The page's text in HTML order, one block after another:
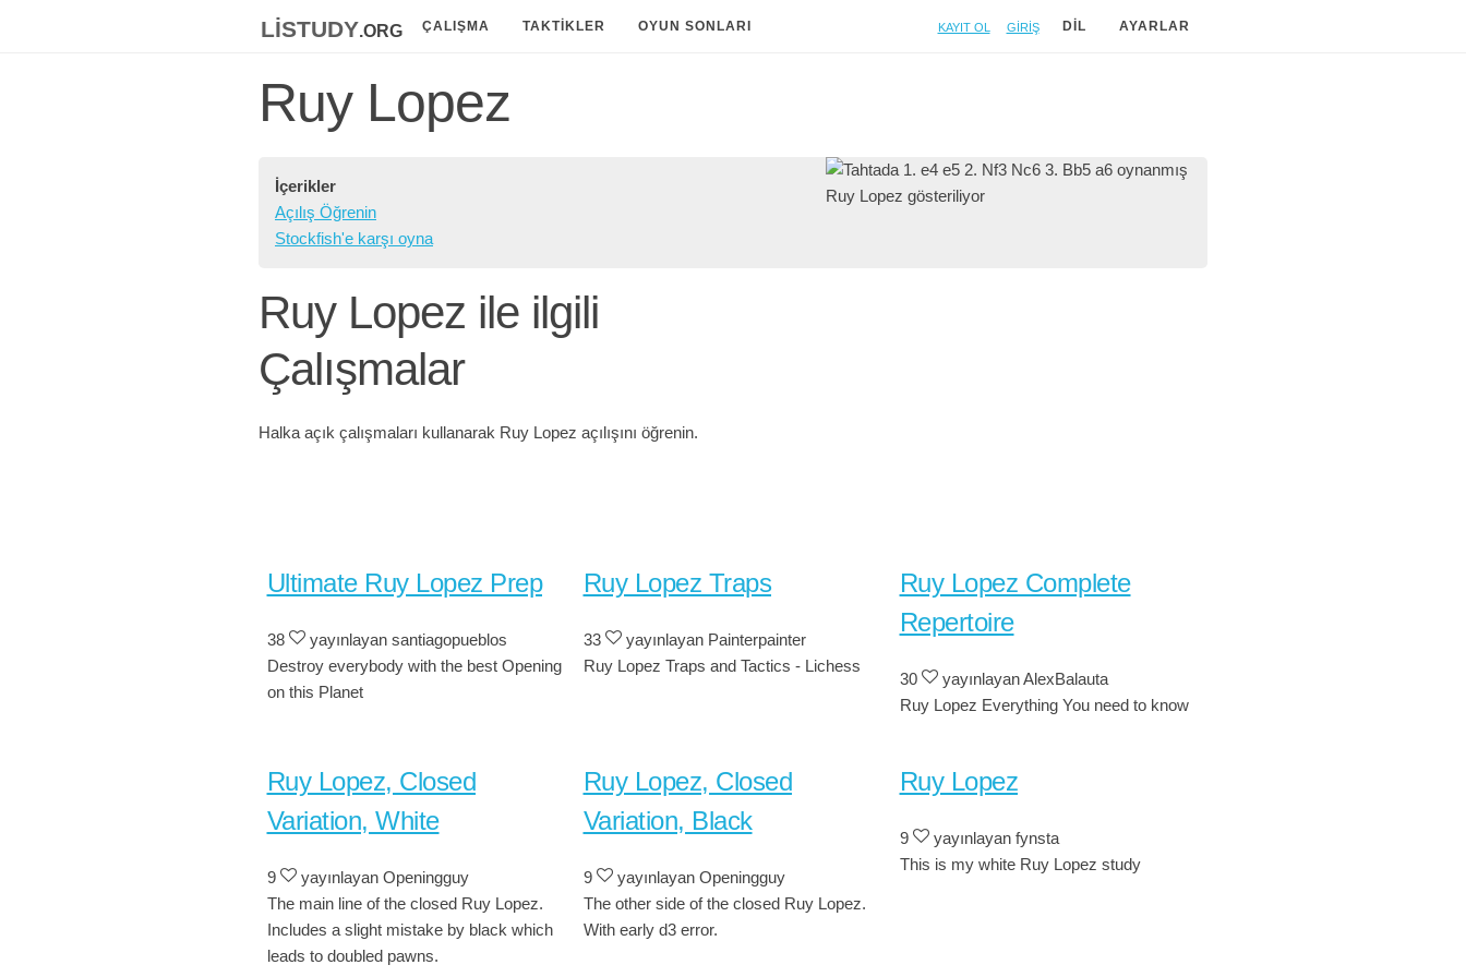
listudy.org ÇALIŞMA TAKTIKLER OYUN SONLARI Kayıt ol Giriş DIL AYARLAR
Ruy Lopez
İçerikler
Açılış Öğrenin
Stockfish'e karşı oyna
Ruy Lopez ile ilgili
Çalışmalar
Halka açık çalışmaları kullanarak Ruy Lopez açılışını öğrenin.
Ultimate Ruy Lopez Prep
38
yayınlayan santiagopueblos
Destroy everybody with the best Opening
on this Planet
Ruy Lopez Traps
33
yayınlayan Painterpainter
Ruy Lopez Traps and Tactics - Lichess
Ruy Lopez Complete
Repertoire
30
yayınlayan AlexBalauta
Ruy Lopez Everything You need to know
Ruy Lopez, Closed
Variation, White
9
yayınlayan Openingguy
The main line of the closed Ruy Lopez.
Includes a slight mistake by black which
leads to doubled pawns.
Ruy Lopez, Closed
Variation, Black
9
yayınlayan Openingguy
The other side of the closed Ruy Lopez.
With early d3 error.
Ruy Lopez
9
yayınlayan fynsta
This is my white Ruy Lopez study